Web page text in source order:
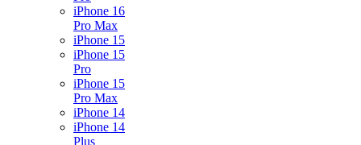
iPhone 16
Pro Max
iPhone 15
iPhone 15
Pro
iPhone 15
Pro Max
iPhone 14
iPhone 14
Plus